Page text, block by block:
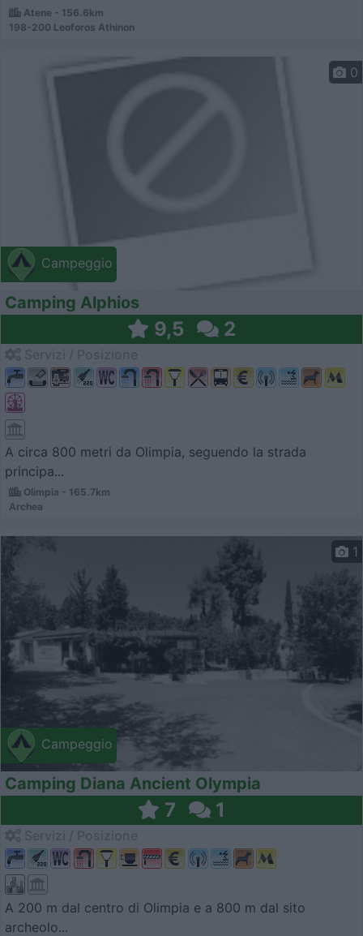
Atene - 156.6km
198-200 Leoforos Athinon
Campeggio
0
Camping Alphios
9,5 2
A circa 800 metri da Olimpia, seguendo la strada
principa...
Olimpia - 165.7km
Archea
Campeggio
1
Camping Diana Ancient Olympia
7 1
A 200 m dal centro di Olimpia e a 800 m dal sito
archeolo...